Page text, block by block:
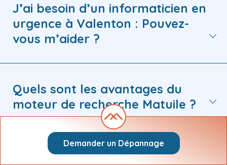
J’ai besoin d’un informaticien en
urgence à Valenton : Pouvez-
vous m’aider ?
Quels sont les avantages du
moteur de recherche Matuile ?
Comment faire une demande
Demander un Dépannage